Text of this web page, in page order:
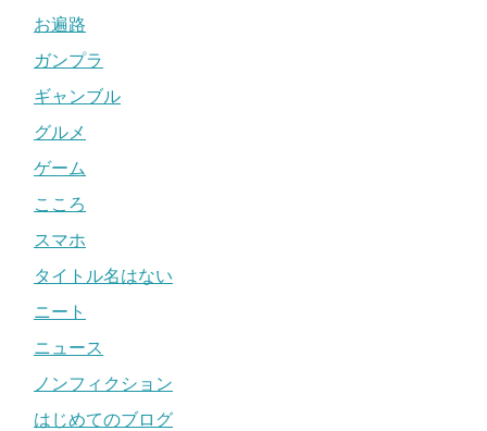
お遍路
ガンプラ
ギャンブル
グルメ
ゲーム
こころ
スマホ
タイトル名はない
ニート
ニュース
ノンフィクション
はじめてのブログ